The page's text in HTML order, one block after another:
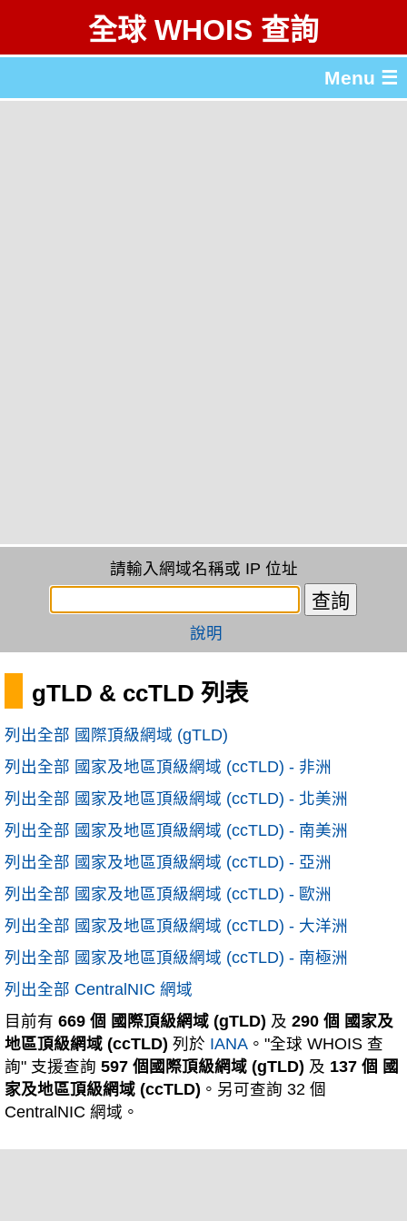
全球 WHOIS 查詢
Menu ☰
請輸入網域名稱或 IP 位址
說明
gTLD & ccTLD 列表
列出全部 國際頂級網域 (gTLD)
列出全部 國家及地區頂級網域 (ccTLD) - 非洲
列出全部 國家及地區頂級網域 (ccTLD) - 北美洲
列出全部 國家及地區頂級網域 (ccTLD) - 南美洲
列出全部 國家及地區頂級網域 (ccTLD) - 亞洲
列出全部 國家及地區頂級網域 (ccTLD) - 歐洲
列出全部 國家及地區頂級網域 (ccTLD) - 大洋洲
列出全部 國家及地區頂級網域 (ccTLD) - 南極洲
列出全部 CentralNIC 網域
目前有 669 個 國際頂級網域 (gTLD) 及 290 個 國家及
地區頂級網域 (ccTLD) 列於 IANA 。"全球 WHOIS 查
詢" 支援查詢 597 個國際頂級網域 (gTLD) 及 137 個 國
家及地區頂級網域 (ccTLD) 。另可查詢 32 個
CentralNIC 網域。